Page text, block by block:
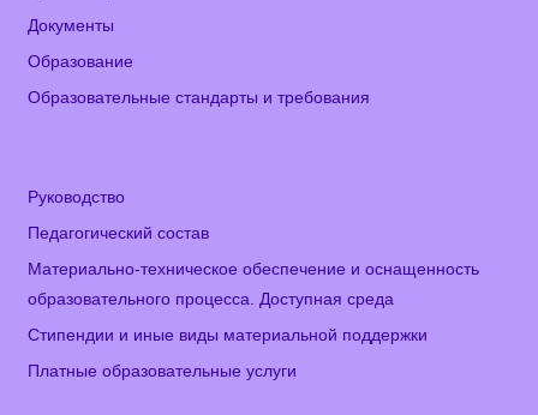
Документы
Образование
Образовательные стандарты и требования
Руководство
Педагогический состав
Материально-техническое обеспечение и оснащенность
образовательного процесса. Доступная среда
Стипендии и иные виды материальной поддержки
Платные образовательные услуги